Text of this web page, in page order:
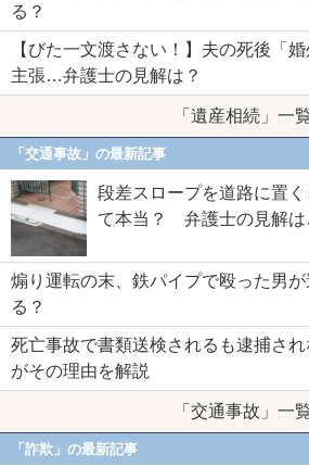
る？
【びた一文渡さない！】夫の死後「
主張…弁護士の見解は？
「遺産相続」一
「交通事故」の最新記事
段差スロープを道路に置
て本当？ 弁護士の見解
煽り運転の末、鉄パイプで殴った男
る？
死亡事故で書類送検されるも逮捕さ
がその理由を解説
「交通事故」一
「詐欺」の最新記事